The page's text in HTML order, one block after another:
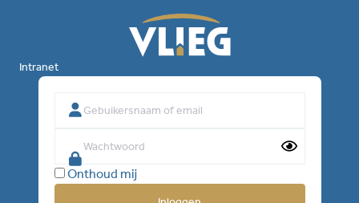
Intranet
Onthoud mij